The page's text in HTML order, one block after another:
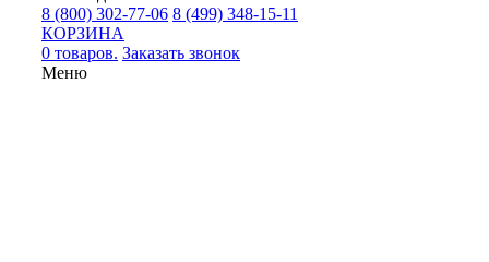
8 (800) 302-77-06 8 (499) 348-15-11
КОРЗИНА
0 товаров. Заказать звонок
Меню